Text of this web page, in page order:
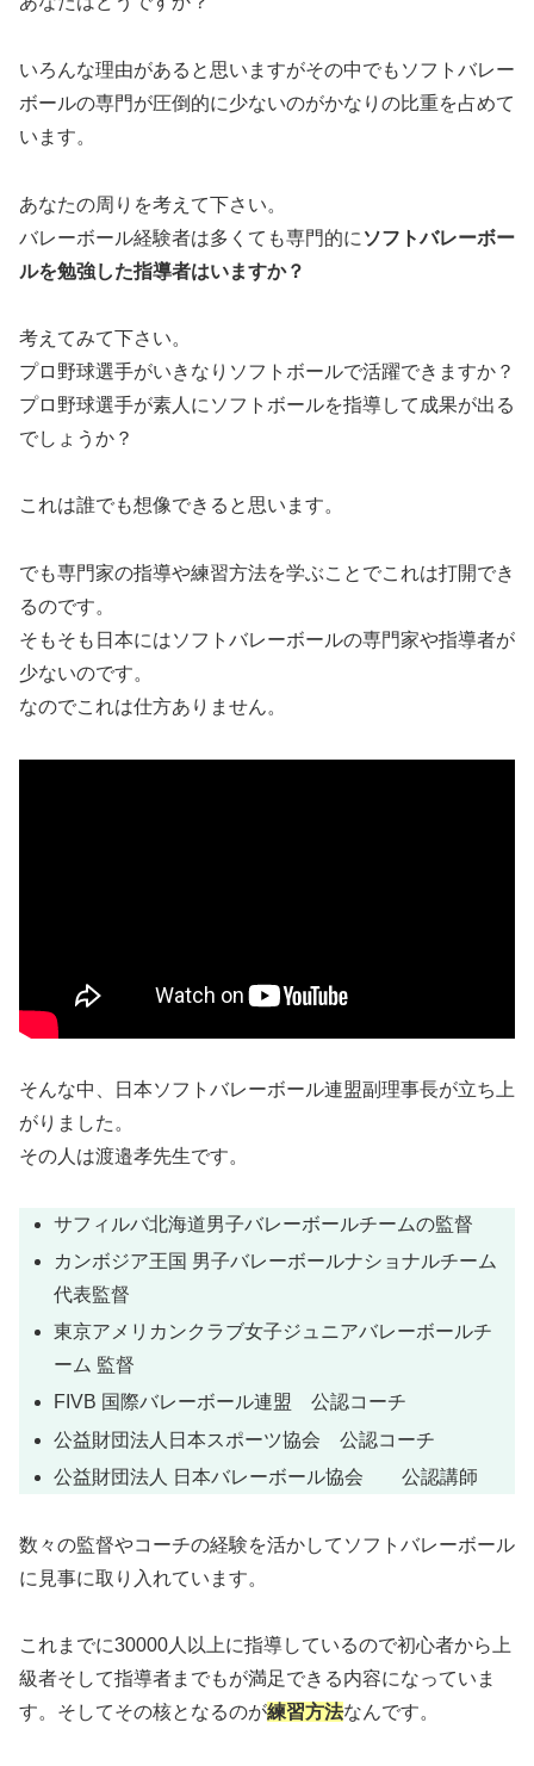
いろんな理由があると思いますがその中でもソフトバレー
ボールの専門が圧倒的に少ないのがかなりの比重を占めて
います。
あなたの周りを考えて下さい。
バレーボール経験者は多くても専門的に ソフトバレーボー
ルを勉強した指導者はいますか？
考えてみて下さい。
プロ野球選手がいきなりソフトボールで活躍できますか？
プロ野球選手が素人にソフトボールを指導して成果が出る
でしょうか？
これは誰でも想像できると思います。
でも専門家の指導や練習方法を学ぶことでこれは打開でき
るのです。
そもそも日本にはソフトバレーボールの専門家や指導者が
少ないのです。
なのでこれは仕方ありません。
そんな中、日本ソフトバレーボール連盟副理事長が立ち上
がりました。
その人は渡邉孝先生です。
サフィルバ北海道男子バレーボールチームの監督
カンボジア王国 男子バレーボールナショナルチーム
代表監督
東京アメリカンクラブ女子ジュニアバレーボールチ
ーム 監督
FIVB 国際バレーボール連盟 公認コーチ
公益財団法人日本スポーツ協会 公認コーチ
公益財団法人 日本バレーボール協会 公認講師
数々の監督やコーチの経験を活かしてソフトバレーボール
に見事に取り入れています。
これまでに30000人以上に指導しているので初心者から上
級者そして指導者までもが満足できる内容になっていま
す。そしてその核となるのが練習方法なんです。